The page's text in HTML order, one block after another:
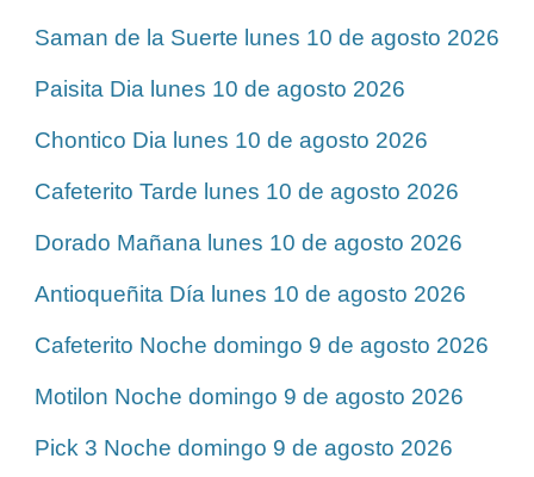
Saman de la Suerte lunes 10 de agosto 2026
Paisita Dia lunes 10 de agosto 2026
Chontico Dia lunes 10 de agosto 2026
Cafeterito Tarde lunes 10 de agosto 2026
Dorado Mañana lunes 10 de agosto 2026
Antioqueñita Día lunes 10 de agosto 2026
Cafeterito Noche domingo 9 de agosto 2026
Motilon Noche domingo 9 de agosto 2026
Pick 3 Noche domingo 9 de agosto 2026